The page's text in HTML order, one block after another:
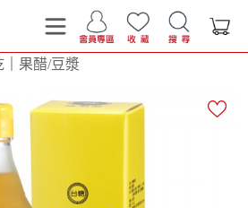
果醋/豆漿